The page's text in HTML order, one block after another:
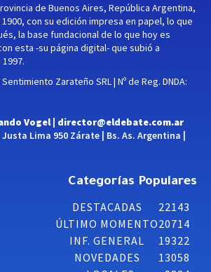
de Buenos Aires, República Argentina,
con su edición impresa en papel, lo que
la base fundacional de lo que hoy es
esta -su página digital- que subió a
Sentimiento Zarateño SRL | Nº de Reg. DNDA:
Vogel | director@eldebate.com.ar
Lima 950 Zárate | Bs. As. Argentina |
Categorías Populares
DESTACADAS
22143
ÚLTIMO MOMENTO20714
INF. GENERAL
19322
NOVEDADES
13058